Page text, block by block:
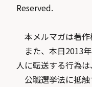
Reserved.
本メルマガは著作
また、本日2013
人に転送する行為は
公職選挙法に抵触